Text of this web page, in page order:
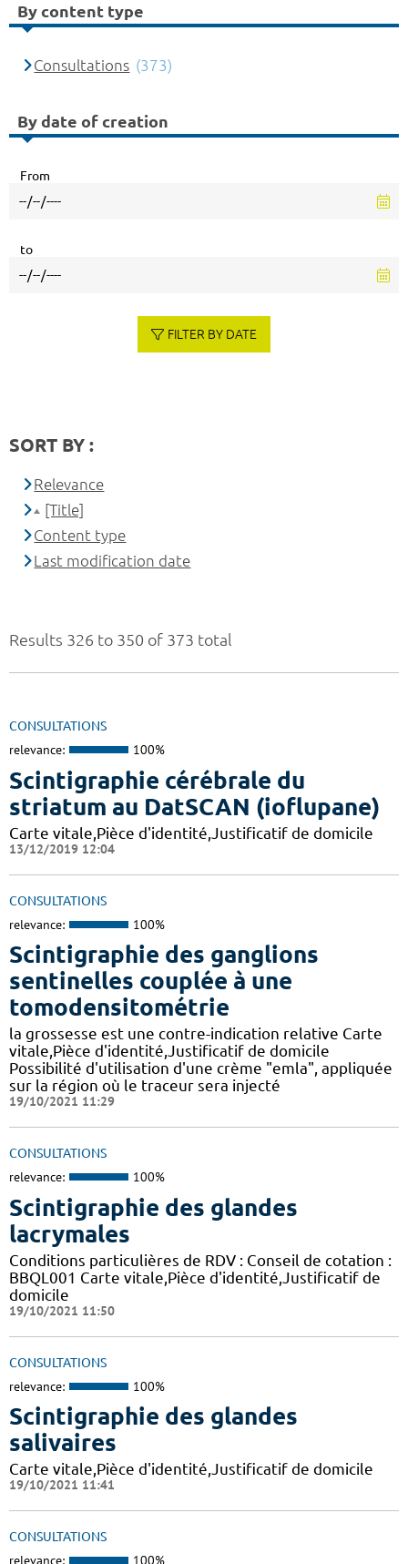
Results 326 to 350 of 373 total
CONSULTATIONS
relevance: 100%
Scintigraphie cérébrale du
striatum au DatSCAN (ioflupane)
Carte vitale,Pièce d'identité,Justificatif de domicile
13/12/2019 12:04
CONSULTATIONS
relevance: 100%
Scintigraphie des ganglions
sentinelles couplée à une
tomodensitométrie
la grossesse est une contre-indication relative Carte
vitale,Pièce d'identité,Justificatif de domicile
Possibilité d'utilisation d'une crème "emla", appliquée
sur la région où le traceur sera injecté
19/10/2021 11:29
CONSULTATIONS
relevance: 100%
Scintigraphie des glandes
lacrymales
Conditions particulières de RDV : Conseil de cotation :
BBQL001 Carte vitale,Pièce d'identité,Justificatif de
domicile
19/10/2021 11:50
CONSULTATIONS
relevance: 100%
Scintigraphie des glandes
salivaires
Carte vitale,Pièce d'identité,Justificatif de domicile
19/10/2021 11:41
CONSULTATIONS
relevance: 100%
By content type
Consultations (373)
By date of creation
From
to
FILTER BY DATE
SORT BY :
Relevance
[Title]
Content type
Last modification date